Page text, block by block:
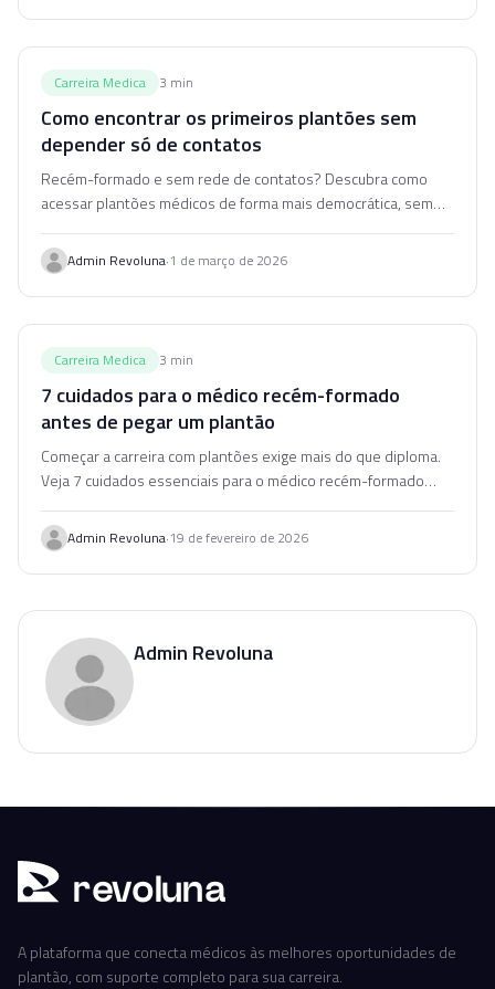
Carreira Medica 3 min
Como encontrar os primeiros plantões sem
depender só de contatos
Recém-formado e sem rede de contatos? Descubra como
acessar plantões médicos de forma mais democrática, sem
Admin Revoluna·1 de março de 2026
Carreira Medica 3 min
7 cuidados para o médico recém-formado
antes de pegar um plantão
Começar a carreira com plantões exige mais do que diploma.
Veja 7 cuidados essenciais para o médico recém-formado
Admin Revoluna·19 de fevereiro de 2026
Admin Revoluna
revoluna
A plataforma que conecta médicos às melhores oportunidades de
plantão, com suporte completo para sua carreira.